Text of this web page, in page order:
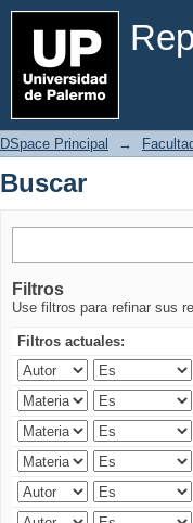
Buscar
DSpace Principal →
Buscar
Filtros
Use filtros para refinar sus
Filtros actuales: